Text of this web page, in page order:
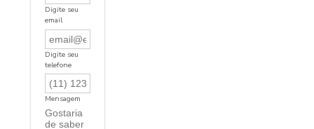
Digite seu
email
Digite seu
telefone
Mensagem